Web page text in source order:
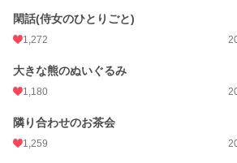
閑話(侍女のひとりごと)
1,272
大きな熊のぬいぐるみ
1,180
隣り合わせのお茶会
1,259